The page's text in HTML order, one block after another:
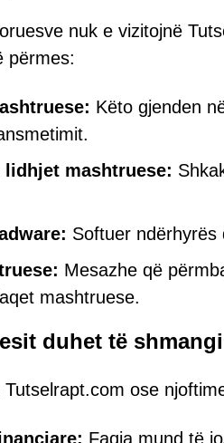
nuk e vizitojnë
përmes:
Këto gjenden
lidhjet mashtruese:
Softuer ndërhyrës
Mesazhe që
mashtruese.
duhet të
ose
Faqja mund të